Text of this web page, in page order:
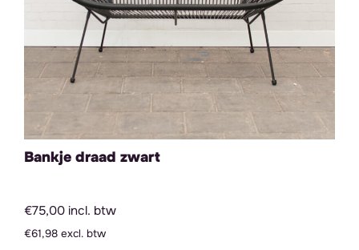
Bankje draad zwart
€75,00 incl. btw
€61,98 excl. btw